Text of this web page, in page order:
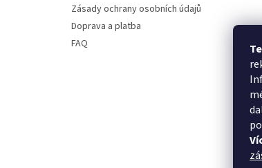
Zásady ochrany osobních údajů
Doprava a platba
FAQ